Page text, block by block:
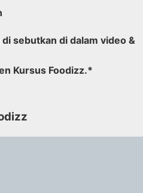
sebutkan di dalam video &
Kursus Foodizz.*